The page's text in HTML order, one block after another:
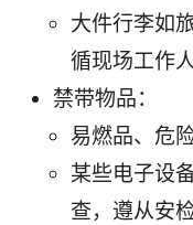
大件行李如
循现场工作
禁带物品：
易燃品、危
某些电子设
查，遵从安